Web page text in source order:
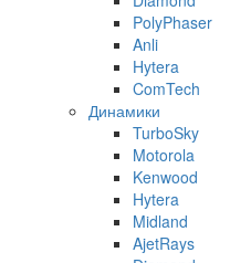
PolyPhaser
Anli
Hytera
ComTech
Динамики
TurboSky
Motorola
Kenwood
Hytera
Midland
AjetRays